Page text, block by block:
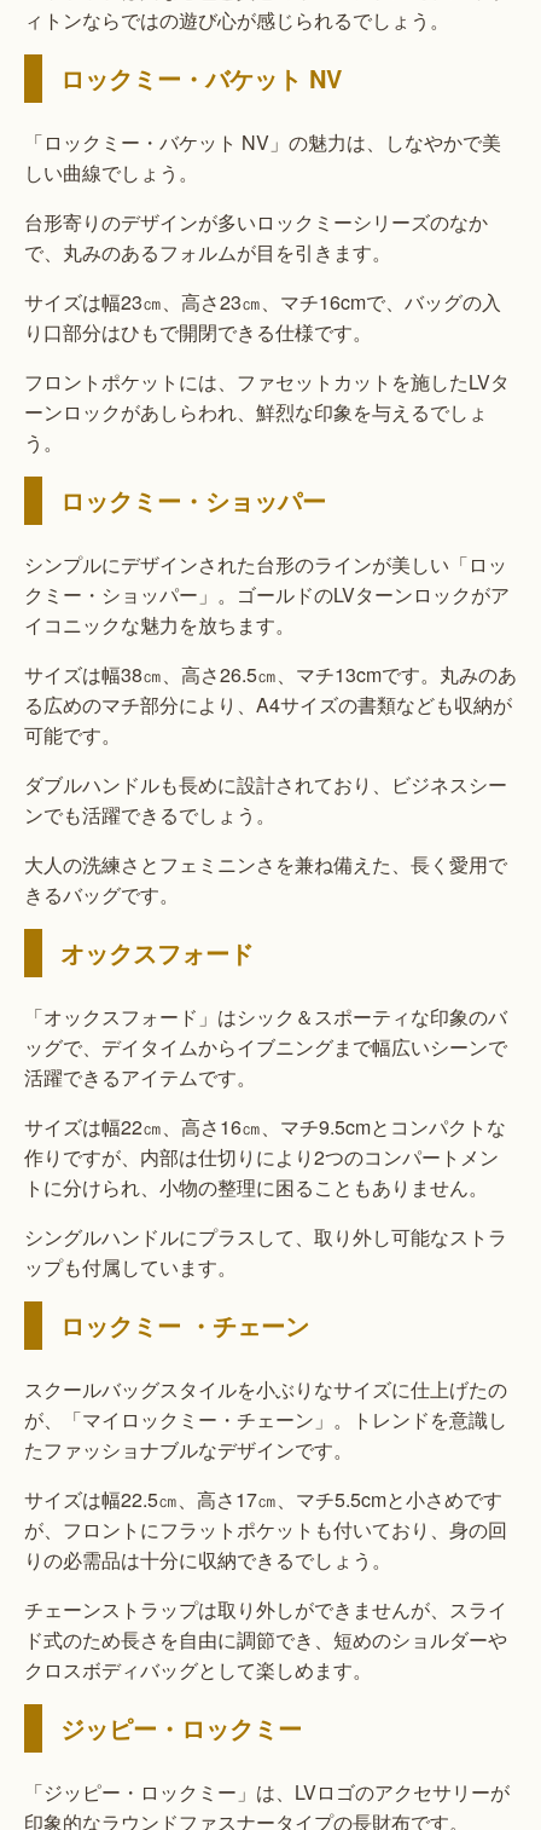
ィトンならではの遊び心が感じられるでしょう。
ロックミー・バケット NV
「ロックミー・バケット NV」の魅力は、しなやかで美
しい曲線でしょう。
台形寄りのデザインが多いロックミーシリーズのなか
で、丸みのあるフォルムが目を引きます。
サイズは幅23㎝、高さ23㎝、マチ16cmで、バッグの入
り口部分はひもで開閉できる仕様です。
フロントポケットには、ファセットカットを施したLVタ
ーンロックがあしらわれ、鮮烈な印象を与えるでしょ
う。
ロックミー・ショッパー
シンプルにデザインされた台形のラインが美しい「ロッ
クミー・ショッパー」。ゴールドのLVターンロックがア
イコニックな魅力を放ちます。
サイズは幅38㎝、高さ26.5㎝、マチ13cmです。丸みのあ
る広めのマチ部分により、A4サイズの書類なども収納が
可能です。
ダブルハンドルも長めに設計されており、ビジネスシー
ンでも活躍できるでしょう。
大人の洗練さとフェミニンさを兼ね備えた、長く愛用で
きるバッグです。
オックスフォード
「オックスフォード」はシック＆スポーティな印象のバ
ッグで、デイタイムからイブニングまで幅広いシーンで
活躍できるアイテムです。
サイズは幅22㎝、高さ16㎝、マチ9.5cmとコンパクトな
作りですが、内部は仕切りにより2つのコンパートメン
トに分けられ、小物の整理に困ることもありません。
シングルハンドルにプラスして、取り外し可能なストラ
ップも付属しています。
ロックミー ・チェーン
スクールバッグスタイルを小ぶりなサイズに仕上げたの
が、「マイロックミー・チェーン」。トレンドを意識し
たファッショナブルなデザインです。
サイズは幅22.5㎝、高さ17㎝、マチ5.5cmと小さめです
が、フロントにフラットポケットも付いており、身の回
りの必需品は十分に収納できるでしょう。
チェーンストラップは取り外しができませんが、スライ
ド式のため長さを自由に調節でき、短めのショルダーや
クロスボディバッグとして楽しめます。
ジッピー・ロックミー
「ジッピー・ロックミー」は、LVロゴのアクセサリーが
印象的なラウンドファスナータイプの長財布です。